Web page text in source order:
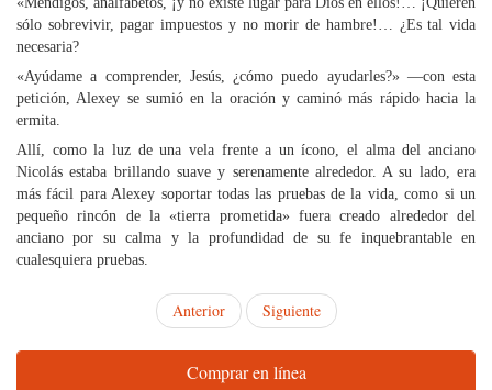
sólo sobrevivir, pagar impuestos y no morir de hambre!… ¿Es tal vida
necesaria?
«Ayúdame a comprender, Jesús, ¿cómo puedo ayudarles?» —con esta
petición, Alexey se sumió en la oración y caminó más rápido hacia la
ermita.
Allí, como la luz de una vela frente a un ícono, el alma del anciano
Nicolás estaba brillando suave y serenamente alrededor. A su lado, era
más fácil para Alexey soportar todas las pruebas de la vida, como si un
pequeño rincón de la «tierra prometida» fuera creado alrededor del
anciano por su calma y la profundidad de su fe inquebrantable en
cualesquiera pruebas.
Anterior Siguiente
Comprar en línea